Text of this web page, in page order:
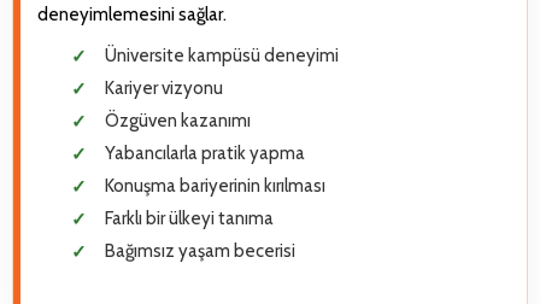
deneyimlemesini sağlar.
Üniversite kampüsü deneyimi
Kariyer vizyonu
Özgüven kazanımı
Yabancılarla pratik yapma
Konuşma bariyerinin kırılması
Farklı bir ülkeyi tanıma
Bağımsız yaşam becerisi